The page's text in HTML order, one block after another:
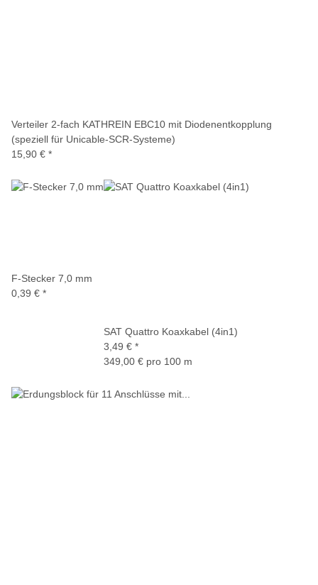
Verteiler 2-fach KATHREIN EBC10 mit Diodenentkopplung
(speziell für Unicable-SCR-Systeme)
15,90 € *
F-Stecker 7,0 mm
0,39 € *
SAT Quattro Koaxkabel (4in1)
3,49 € *
349,00 € pro 100 m